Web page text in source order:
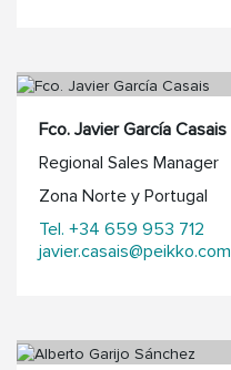
Fco. Javier García Casais
Regional Sales Manager
Zona Norte y Portugal
Tel. +34 659 953 712
javier.casais@peikko.com